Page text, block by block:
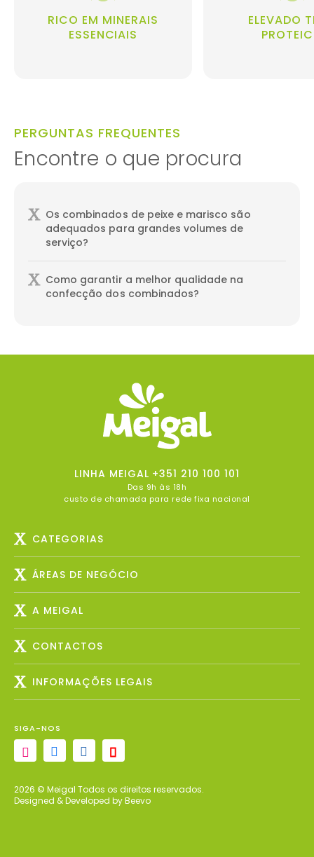
RICO EM MINERAIS
ESSENCIAIS
ELEVADO
PERGUNTAS FREQUENTES
Encontre o que procura
Os combinados de peixe e marisco são
adequados para grandes volumes de
serviço?
Como garantir a melhor qualidade na
confecção dos combinados?
LINHA MEIGAL +351 210 100 101
Das 9h às 18h
custo de chamada para rede fixa nacional
CATEGORIAS
ÁREAS DE NEGÓCIO
A MEIGAL
CONTACTOS
INFORMAÇÕES LEGAIS
SIGA-NOS
2026 © Meigal Todos os direitos reservados.
Designed & Developed by Beevo